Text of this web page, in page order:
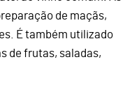
de maçãs,
É também utilizado
de frutas, saladas,